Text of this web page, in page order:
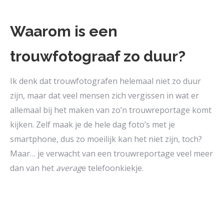
Waarom is een
trouwfotograaf zo duur?
Ik denk dat trouwfotografen helemaal niet zo duur
zijn, maar dat veel mensen zich vergissen in wat er
allemaal bij het maken van zo’n trouwreportage komt
kijken. Zelf maak je de hele dag foto’s met je
smartphone, dus zo moeilijk kan het niet zijn, toch?
Maar… je verwacht van een trouwreportage veel meer
dan van het average telefoonkiekje.